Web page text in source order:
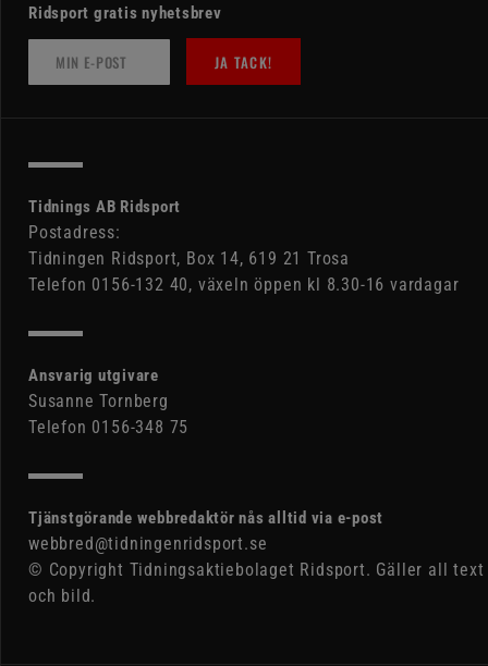
Ridsport gratis nyhetsbrev
JA TACK!
Tidnings AB Ridsport
Postadress:
Tidningen Ridsport, Box 14, 619 21 Trosa
Telefon 0156-132 40, växeln öppen kl 8.30-16 vardagar
Ansvarig utgivare
Susanne Tornberg
Telefon 0156-348 75
Tjänstgörande webbredaktör nås alltid via e-post
webbred@tidningenridsport.se
© Copyright Tidningsaktiebolaget Ridsport. Gäller all text
och bild.